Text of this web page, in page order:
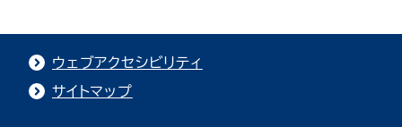
ウェブアクセシビリティ
サイトマップ